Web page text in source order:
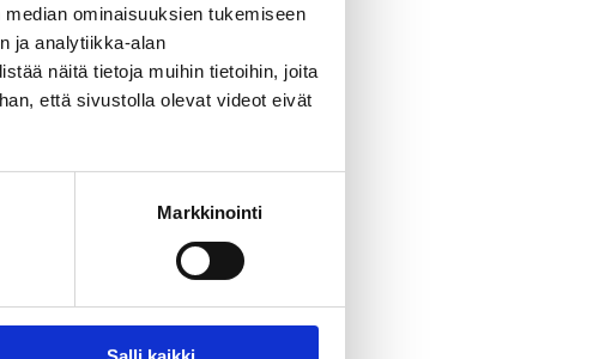
ominaisuuksien tukemiseen
ja analytiikka-alan
näitä tietoja muihin tietoihin, joita
että sivustolla olevat videot eivät
Markkinointi